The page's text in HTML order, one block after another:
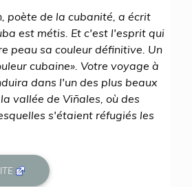
poète de la cubanité, a écrit
est métis. Et c'est l'esprit qui
peau sa couleur définitive. Un
cubaine». Votre voyage à
dans l'un des plus beaux
vallée de Viñales, où des
s'étaient réfugiés les